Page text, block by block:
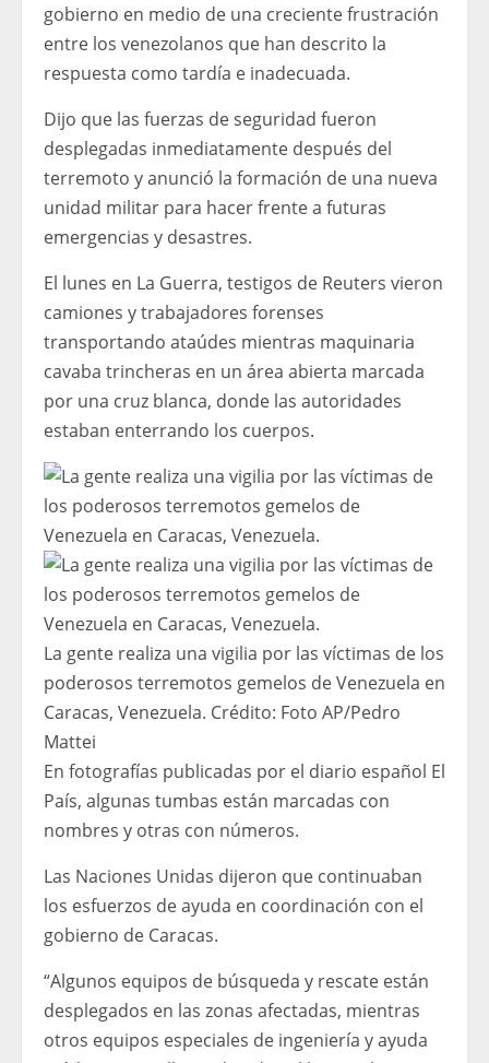
gobierno en medio de una creciente frustración
entre los venezolanos que han descrito la
respuesta como tardía e inadecuada.
Dijo que las fuerzas de seguridad fueron
desplegadas inmediatamente después del
terremoto y anunció la formación de una nueva
unidad militar para hacer frente a futuras
emergencias y desastres.
El lunes en La Guerra, testigos de Reuters vieron
camiones y trabajadores forenses
transportando ataúdes mientras maquinaria
cavaba trincheras en un área abierta marcada
por una cruz blanca, donde las autoridades
estaban enterrando los cuerpos.
La gente realiza una vigilia por las víctimas de los
poderosos terremotos gemelos de Venezuela en
Caracas, Venezuela. Crédito: Foto AP/Pedro
Mattei
En fotografías publicadas por el diario español El
País, algunas tumbas están marcadas con
nombres y otras con números.
Las Naciones Unidas dijeron que continuaban
los esfuerzos de ayuda en coordinación con el
gobierno de Caracas.
“Algunos equipos de búsqueda y rescate están
desplegados en las zonas afectadas, mientras
otros equipos especiales de ingeniería y ayuda